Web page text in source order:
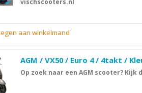
vischscooters.nl
aan winkelmand
AGM / VX50 / Euro 4 / 4takt /
Op zoek naar een AGM scooter?